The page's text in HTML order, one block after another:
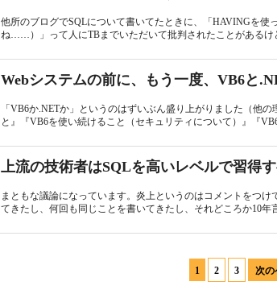
他所のブログでSQLについて書いてたときに、「HAVINGを使
ね……）」って人にTBまでいただいて批判されたことがあるけ
Webシステムの前に、もう一度、VB6と
「VB6か.NETか」というのはずいぶん盛り上がりました（他
と』『VB6を使い続けること（セキュリティについて）』『
上流の技術者はSQLを高いレベルで習得
まともな議論になっています。炎上というのはコメントをつ
てきたし、何回も同じことを書いてきたし、それどころか10
1 2 3 次の